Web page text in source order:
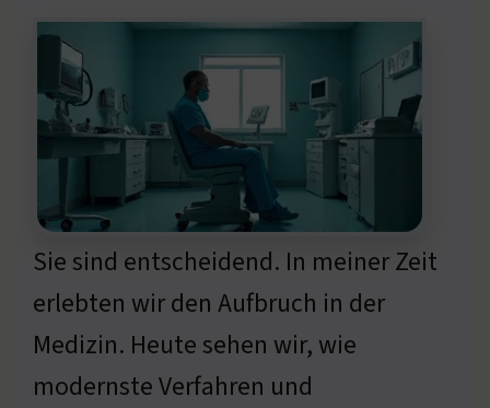
Sie sind entscheidend. In meiner Zeit
erlebten wir den Aufbruch in der
Medizin. Heute sehen wir, wie
modernste Verfahren und